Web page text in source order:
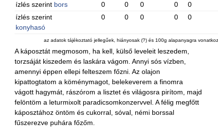
ízlés szerint bors 0 0 0 0
0
ízlés szerint
konyhasó
0 0 0 0 0
az adatok tájékoztató jellegűek, hiányosak (?) és 100g alapanyagra
A káposztát megmosom, ha kell, külső leveleit leszedem,
torzsáját kiszedem és laskára vágom. Annyi sós vízben,
amennyi éppen ellepi felteszem főzni. Az olajon
kipattogtatom a köménymagot, belekeverem a finomra
vágott hagymát, rászórom a lisztet és világosra pirítom, majd
felöntöm a leturmixolt paradicsomkonzervvel. A félig megfőtt
káposztához öntöm és cukorral, sóval, némi borssal
fűszerezve puhára főzőm.